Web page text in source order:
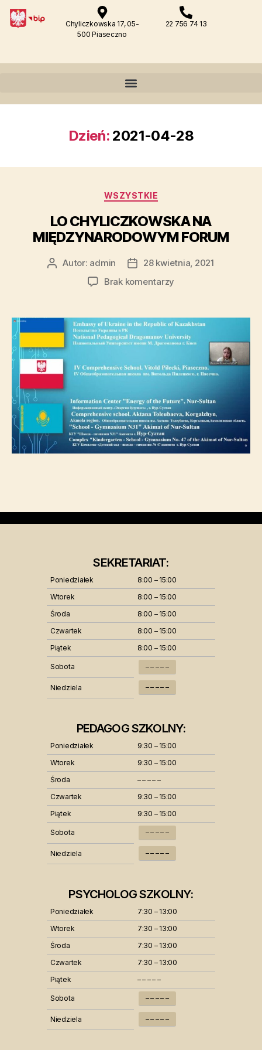
Chyliczkowska 17, 05-
500 Piaseczno
22 756 74 13
Dzień: 2021-04-28
WSZYSTKIE
LO CHYLICZKOWSKA NA
MIĘDZYNARODOWYM FORUM
Autor: admin
28 kwietnia, 2021
Brak komentarzy
SEKRETARIAT:
Poniedziałek
8:00 – 15:00
Wtorek
8:00 – 15:00
Środa
8:00 – 15:00
Czwartek
8:00 – 15:00
Piątek
8:00 – 15:00
Sobota – – – – –
Niedziela – – – – –
PEDAGOG SZKOLNY:
Poniedziałek
9:30 – 15:00
Wtorek
9:30 – 15:00
Środa
– – – – –
Czwartek
9:30 – 15:00
Piątek
9:30 – 15:00
Sobota – – – – –
Niedziela – – – – –
PSYCHOLOG SZKOLNY:
Poniedziałek
7:30 – 13:00
Wtorek
7:30 – 13:00
Środa
7:30 – 13:00
Czwartek
7:30 – 13:00
Piątek
– – – – –
Sobota – – – – –
Niedziela – – – – –